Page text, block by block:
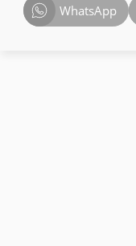
WhatsApp